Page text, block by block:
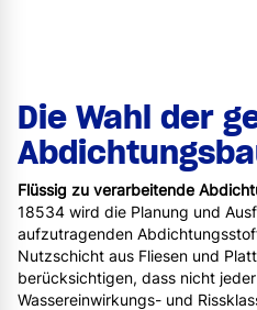
Die Wahl der
Flüssig zu verarbeitende
18534 wird die Planung und
aufzutragenden
Nutzschicht aus Fliesen und
berücksichtigen, dass nicht
Wassereinwirkungs- und